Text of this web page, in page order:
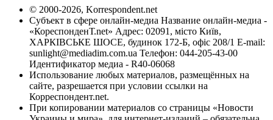
© 2000-2026, Korrespondent.net
Субъект в сфере онлайн-медиа Название онлайн-медиа -
«КореспонденТ.net» Адрес: 02091, місто Київ,
ХАРКІВСЬКЕ ШОСЕ, будинок 172-Б, офіс 208/1 E-mail:
sunlight@mediadim.com.ua Телефон: 044-205-43-00
Идентификатор медиа - R40-06068
Использование любых материалов, размещённых на
сайте, разрешается при условии ссылки на
Корреспондент.net.
При копировании материалов со страницы «Новости